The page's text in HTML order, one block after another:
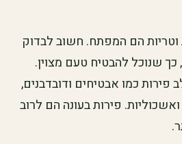
וטריות הם המפתח. חשוב לבדוק
כך שנוכל להבטיח טעם מצוין.
כמו אבטיחים ודובדבנים,
פירות בעונה הם לרוב